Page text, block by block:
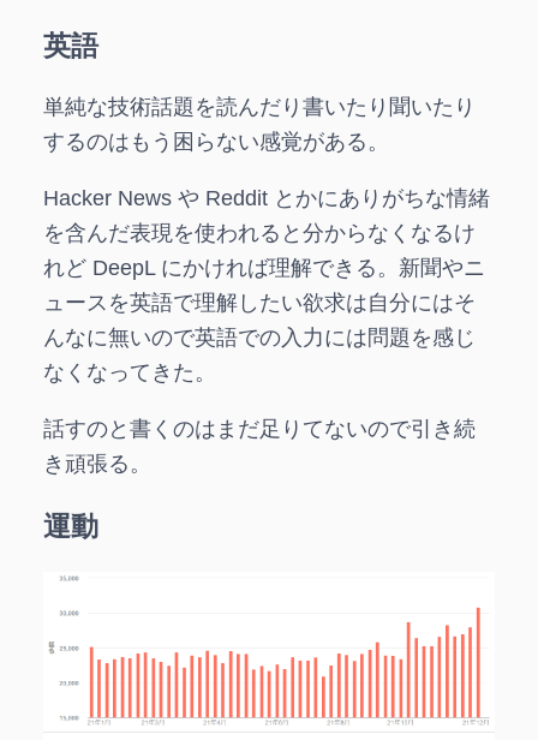
英語
単純な技術話題を読んだり書いたり聞いたり
するのはもう困らない感覚がある。
Hacker News や Reddit とかにありがちな情緒
を含んだ表現を使われると分からなくなるけ
れど DeepL にかければ理解できる。新聞やニ
ュースを英語で理解したい欲求は自分にはそ
んなに無いので英語での入力には問題を感じ
なくなってきた。
話すのと書くのはまだ足りてないので引き続
き頑張る。
運動